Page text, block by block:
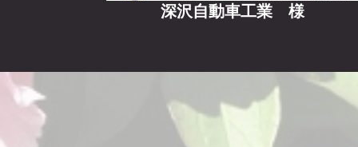
深沢自動車工業 様